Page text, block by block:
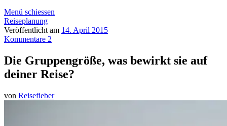
Menü schiessen
Reiseplanung
Veröffentlicht am 14. April 2015
Kommentare 2
Die Gruppengröße, was bewirkt sie auf
deiner Reise?
von Reisefieber